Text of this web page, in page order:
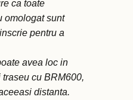
ca toate
omologat sunt
pentru a
avea loc in
cu BRM600,
distanta.